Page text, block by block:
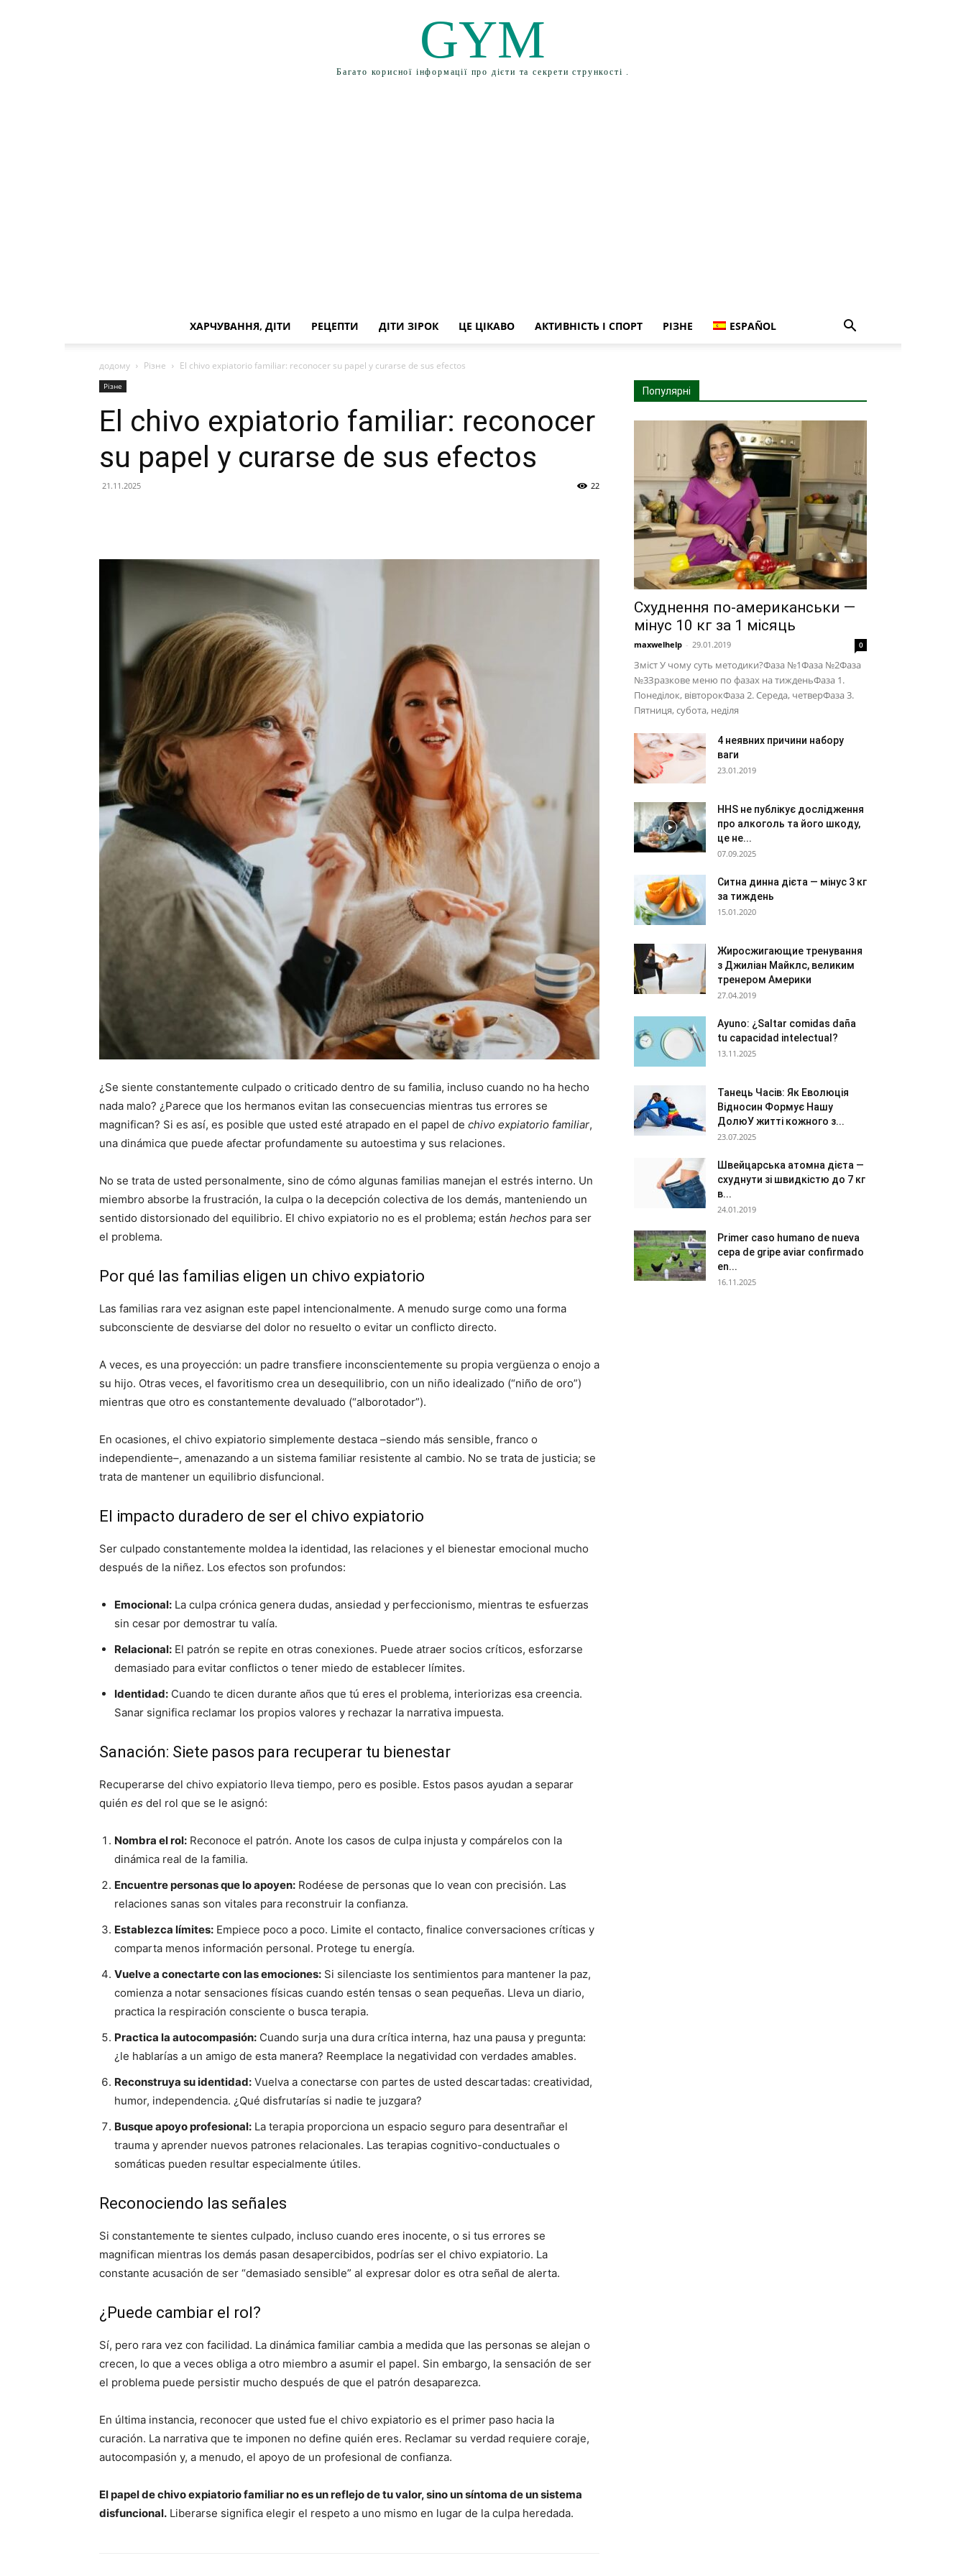
GYM
Багато корисної інформації про дієти та секрети стрункості .
ХАРЧУВАННЯ, ДІТИ РЕЦЕПТИ ДІТИ ЗІРОК ЦЕ ЦІКАВО АКТИВНІСТЬ І СПОРТ РІЗНЕ ESPAÑOL
додому Різне El chivo expiatorio familiar: reconocer su papel y curarse de sus efectos
Різне
El chivo expiatorio familiar: reconocer
su papel y curarse de sus efectos
21.11.2025 22
¿Se siente constantemente culpado o criticado dentro de su familia, incluso cuando no ha hecho
nada malo? ¿Parece que los hermanos evitan las consecuencias mientras tus errores se
magnifican? Si es así, es posible que usted esté atrapado en el papel de chivo expiatorio familiar,
una dinámica que puede afectar profundamente su autoestima y sus relaciones.
No se trata de usted personalmente, sino de cómo algunas familias manejan el estrés interno. Un
miembro absorbe la frustración, la culpa o la decepción colectiva de los demás, manteniendo un
sentido distorsionado del equilibrio. El chivo expiatorio no es el problema; están hechos para ser
el problema.
Por qué las familias eligen un chivo expiatorio
Las familias rara vez asignan este papel intencionalmente. A menudo surge como una forma
subconsciente de desviarse del dolor no resuelto o evitar un conflicto directo.
A veces, es una proyección: un padre transfiere inconscientemente su propia vergüenza o enojo a
su hijo. Otras veces, el favoritismo crea un desequilibrio, con un niño idealizado (“niño de oro”)
mientras que otro es constantemente devaluado (“alborotador”).
En ocasiones, el chivo expiatorio simplemente destaca –siendo más sensible, franco o
independiente–, amenazando a un sistema familiar resistente al cambio. No se trata de justicia; se
trata de mantener un equilibrio disfuncional.
El impacto duradero de ser el chivo expiatorio
Ser culpado constantemente moldea la identidad, las relaciones y el bienestar emocional mucho
después de la niñez. Los efectos son profundos:
Emocional: La culpa crónica genera dudas, ansiedad y perfeccionismo, mientras te esfuerzas
sin cesar por demostrar tu valía.
Relacional: El patrón se repite en otras conexiones. Puede atraer socios críticos, esforzarse
demasiado para evitar conflictos o tener miedo de establecer límites.
Identidad: Cuando te dicen durante años que tú eres el problema, interiorizas esa creencia.
Sanar significa reclamar los propios valores y rechazar la narrativa impuesta.
Sanación: Siete pasos para recuperar tu bienestar
Recuperarse del chivo expiatorio lleva tiempo, pero es posible. Estos pasos ayudan a separar
quién es del rol que se le asignó:
Nombra el rol: Reconoce el patrón. Anote los casos de culpa injusta y compárelos con la
dinámica real de la familia.
Encuentre personas que lo apoyen: Rodéese de personas que lo vean con precisión. Las
relaciones sanas son vitales para reconstruir la confianza.
Establezca límites: Empiece poco a poco. Limite el contacto, finalice conversaciones críticas y
comparta menos información personal. Protege tu energía.
Vuelve a conectarte con las emociones: Si silenciaste los sentimientos para mantener la paz,
comienza a notar sensaciones físicas cuando estén tensas o sean pequeñas. Lleva un diario,
practica la respiración consciente o busca terapia.
Practica la autocompasión: Cuando surja una dura crítica interna, haz una pausa y pregunta:
¿le hablarías a un amigo de esta manera? Reemplace la negatividad con verdades amables.
Reconstruya su identidad: Vuelva a conectarse con partes de usted descartadas: creatividad,
humor, independencia. ¿Qué disfrutarías si nadie te juzgara?
Busque apoyo profesional: La terapia proporciona un espacio seguro para desentrañar el
trauma y aprender nuevos patrones relacionales. Las terapias cognitivo-conductuales o
somáticas pueden resultar especialmente útiles.
Reconociendo las señales
Si constantemente te sientes culpado, incluso cuando eres inocente, o si tus errores se
magnifican mientras los demás pasan desapercibidos, podrías ser el chivo expiatorio. La
constante acusación de ser “demasiado sensible” al expresar dolor es otra señal de alerta.
¿Puede cambiar el rol?
Sí, pero rara vez con facilidad. La dinámica familiar cambia a medida que las personas se alejan o
crecen, lo que a veces obliga a otro miembro a asumir el papel. Sin embargo, la sensación de ser
el problema puede persistir mucho después de que el patrón desaparezca.
En última instancia, reconocer que usted fue el chivo expiatorio es el primer paso hacia la
curación. La narrativa que te imponen no define quién eres. Reclamar su verdad requiere coraje,
autocompasión y, a menudo, el apoyo de un profesional de confianza.
El papel de chivo expiatorio familiar no es un reflejo de tu valor, sino un síntoma de un sistema
disfuncional. Liberarse significa elegir el respeto a uno mismo en lugar de la culpa heredada.
Популярні
Схуднення по-американськи —
мінус 10 кг за 1 місяць
maxwelhelp - 29.01.2019 0
Зміст У чому суть методики?Фаза №1Фаза №2Фаза
№3Зразкове меню по фазах на тижденьФаза 1.
Понеділок, вівторокФаза 2. Середа, четверФаза 3.
Пятниця, субота, неділя
4 неявних причини набору
ваги
23.01.2019
HHS не публікує дослідження
про алкоголь та його шкоду,
це не...
07.09.2025
Ситна динна дієта — мінус 3 кг
за тиждень
15.01.2020
Жиросжигающие тренування
з Джиліан Майклс, великим
тренером Америки
27.04.2019
Ayuno: ¿Saltar comidas daña
tu capacidad intelectual?
13.11.2025
Танець Часів: Як Еволюція
Відносин Формує Нашу
ДолюУ житті кожного з...
23.07.2025
Швейцарська атомна дієта —
схуднути зі швидкістю до 7 кг
в...
24.01.2019
Primer caso humano de nueva
cepa de gripe aviar confirmado
en...
16.11.2025